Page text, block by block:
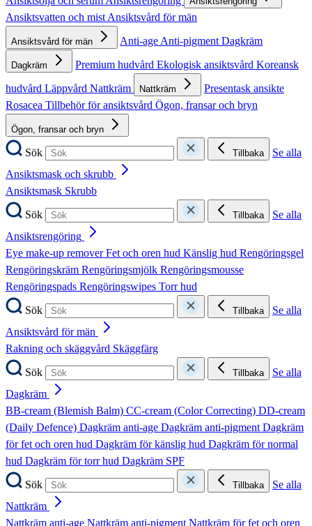
Ansiktsvatten och mistAnsiktsvård för män
Ansiktsvård för män Anti-ageAnti-pigmentDagkräm
Dagkräm Premium hudvård Ekologisk ansiktsvård Koreansk
hudvård Läppvård Nattkräm Nattkräm
Presentask ansikte
Rosacea Tillbehör för ansiktsvård Ögon, fransar och bryn
Ögon, fransar och bryn
Sök Tillbaka
Se alla
Ansiktsmask och skrubb
Ansiktsmask Skrubb
Sök
Tillbaka
Se alla
Ansiktsrengöring
Eye make-up removerFet och oren hud Känslig hud Rengöringsgel
Rengöringskräm Rengöringsmjölk Rengöringsmousse
Rengöringspads Rengöringswipes Torr hud
Sök
Tillbaka
Se alla
Ansiktsvård för män
Rakning och skäggvård Skäggfärg
Sök
Tillbaka
Se alla
Dagkräm
BB-cream (Blemish Balm) CC-cream (Color Correcting) DD-cream
(Daily Defence) Dagkräm anti-age Dagkräm anti-pigmentDagkräm
för fet och oren hud Dagkräm för känslig hud Dagkräm för normal
hud Dagkräm för torr hud Dagkräm SPF
Sök
Tillbaka
Se alla
Nattkräm
Nattkräm anti-age Nattkräm anti-pigmentNattkräm för fet och oren